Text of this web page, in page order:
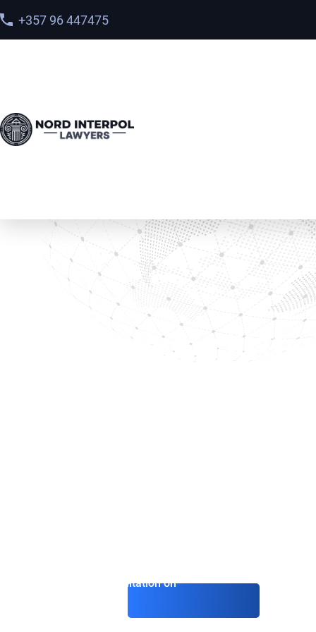
+357 96 447475
Udlevering til Thailand: Sådan
Udlevering til
En dansk statsborger opdager ved et
database med anmodning om udlevering til
begået i Bangkok tre år tidligere. Han
en arrestordre. Nu står han over for tre
Get consultation on